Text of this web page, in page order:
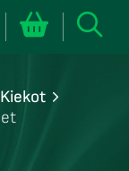
Kiekot